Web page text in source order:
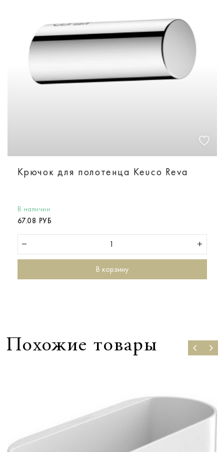
Крючок для полотенца Keuco Reva
В наличии
67.08 РУБ
В корзину
Похожие товары